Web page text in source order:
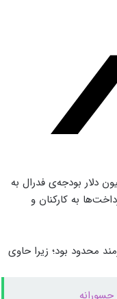
بخش خدمات مالی وزارت خزانه‌داری اداره می‌شود، توزیع حدود ۶ تریلیون دلار بودجه‌ی فدرال به
به کارکنان و
محدود بود؛ زیرا حاوی
بر عصر کامت‌لیک
همراه اول | مودم‌های رومیزی 5G انتخاب اول